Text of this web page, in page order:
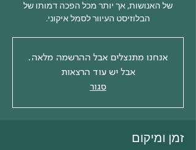
של האנושות, אך יותר מכל הפכה דמותו של
הבלוזיסט העיוור לסמל איקוני.
אנחנו מתנצלים אבל ההרשמה מלאה.
אבל יש עוד הרצאות
סגור
זמן ומיקום